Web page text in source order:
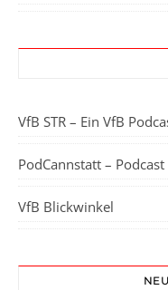
VfB STR – Ein VfB
PodCannstatt –
VfB Blickwinkel